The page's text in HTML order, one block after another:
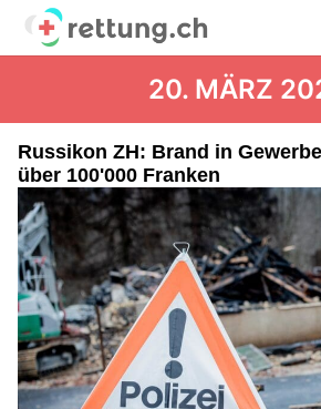
20. MÄRZ
Russikon ZH: Brand in
über 100'000 Franken